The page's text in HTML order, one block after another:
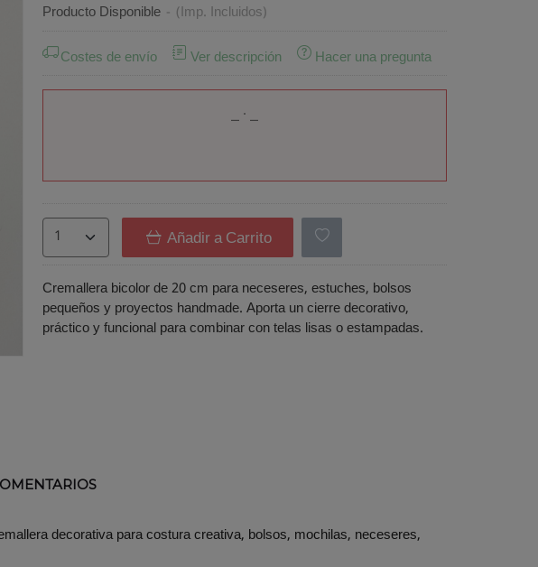
Producto Disponible - (Imp. Incluidos)
Costes de envío
Ver descripción Hacer una pregunta
Añadir a Carrito
Cremallera bicolor de 20 cm para neceseres, estuches, bolsos
pequeños y proyectos handmade. Aporta un cierre decorativo,
práctico y funcional para combinar con telas lisas o estampadas.
decorativa para costura creativa, bolsos, mochilas, neceseres,